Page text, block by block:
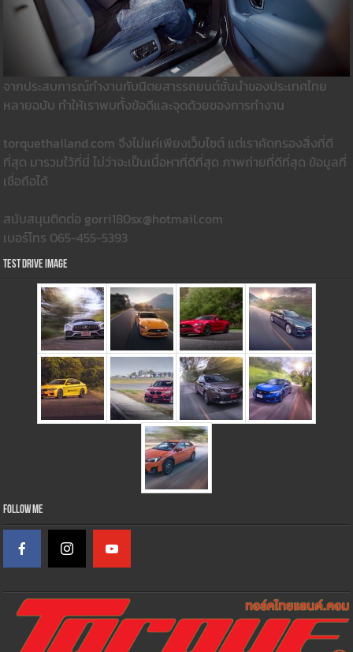
จากประสบการณ์ทำงานกับนิตยสารรถยนต์ชั้นนำของประเทศไทย
หลายฉบับ ทำให้เราพบทั้งข้อดีและจุดด้วยของการทำงาน
torquethailand.com จึงไม่แค่เพียงเว็บไซต์ แต่เราคัดกรองสิ่งที่ดี
ที่สุด มารวมใว้ที่นี่ ไม่ว่าจะเป็นเนื้อหาที่ดีที่สุด ภาพถ่ายที่ดีที่สุด ข้อมูลที่
เชื่อถือได้
สนับสนุนติดต่อ gorri180sx@hotmail.com
เบอร์โทร 065-455-5393
Test Drive Image
Follow Me